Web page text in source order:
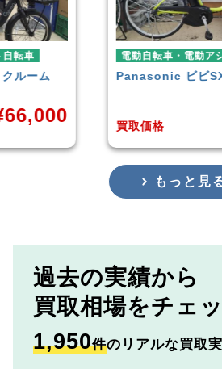
ム
電動自転車・電動アシスト
PanasonicビビSX
買取価格
もっと見
過去の実績から
買取相場をチェ
1,950件のリアルな買取